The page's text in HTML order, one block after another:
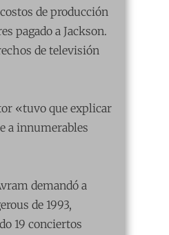
de producción
pagado a Jackson.
de televisión
«tuvo que explicar
a innumerables
demandó a
de 1993,
19 conciertos